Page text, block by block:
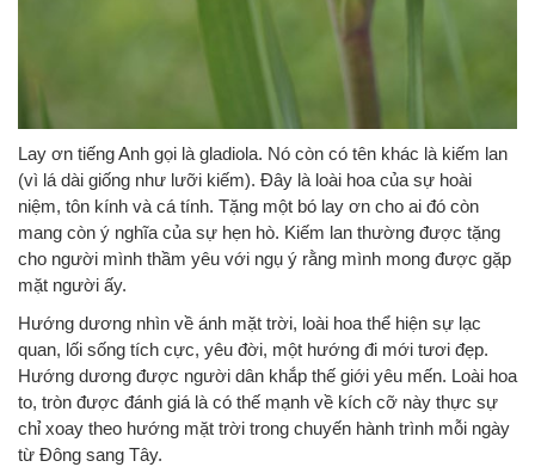
Lay ơn tiếng Anh gọi là gladiola. Nó còn có tên khác là kiếm lan
(vì lá dài giống như lưỡi kiếm). Đây là loài hoa của sự hoài
niệm, tôn kính và cá tính. Tặng một bó lay ơn cho ai đó còn
mang còn ý nghĩa của sự hẹn hò. Kiếm lan thường được tặng
cho người mình thầm yêu với ngụ ý rằng mình mong được gặp
mặt người ấy.
Hướng dương nhìn về ánh mặt trời, loài hoa thể hiện sự lạc
quan, lối sống tích cực, yêu đời, một hướng đi mới tươi đẹp.
Hướng dương được người dân khắp thế giới yêu mến. Loài hoa
to, tròn được đánh giá là có thế mạnh về kích cỡ này thực sự
chỉ xoay theo hướng mặt trời trong chuyến hành trình mỗi ngày
từ Đông sang Tây.